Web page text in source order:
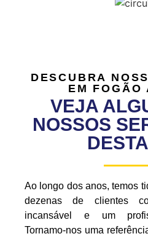
DESCUBRA
EM FOGÃO
VEJA
NOSSOS
Ao longo dos anos, temos
dezenas de clientes
incansável e um
Tornamo-nos uma